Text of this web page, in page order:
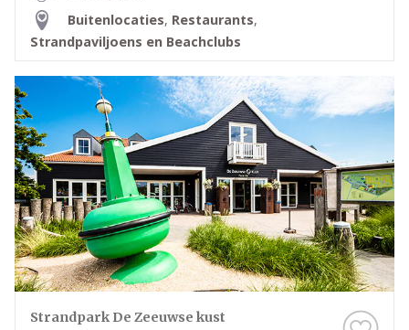
Buitenlocaties, Restaurants,
Strandpaviljoens en Beachclubs
Strandpark De Zeeuwse kust